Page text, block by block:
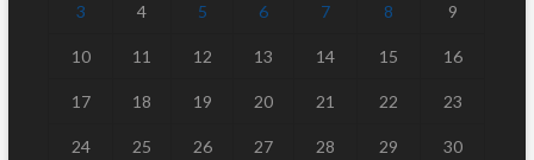
3 4 5 6 7 8 9
10 11 12 13 14 15 16
17 18 19 20 21 22 23
24 25 26 27 28 29 30